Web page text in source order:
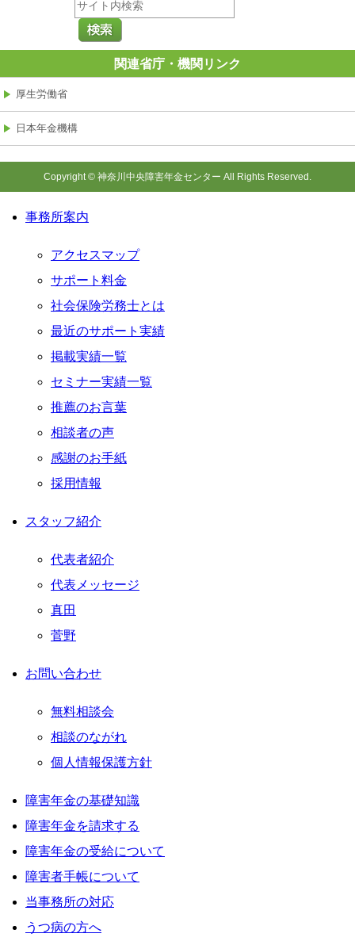
関連省庁・機関リンク
厚生労働省
日本年金機構
Copyright © 神奈川中央障害年金センター All Rights Reserved.
事務所案内
アクセスマップ
サポート料金
社会保険労務士とは
最近のサポート実績
掲載実績一覧
セミナー実績一覧
推薦のお言葉
相談者の声
感謝のお手紙
採用情報
スタッフ紹介
代表者紹介
代表メッセージ
真田
菅野
お問い合わせ
無料相談会
相談のながれ
個人情報保護方針
障害年金の基礎知識
障害年金を請求する
障害年金の受給について
障害者手帳について
当事務所の対応
うつ病の方へ